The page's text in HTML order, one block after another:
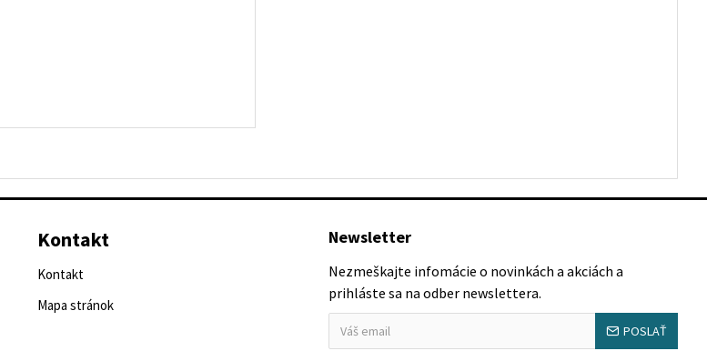
Kontakt
Kontakt
Mapa stránok
Newsletter
Nezmeškajte infomácie o novinkách a akciách a
prihláste sa na odber newslettera.
POSLAŤ